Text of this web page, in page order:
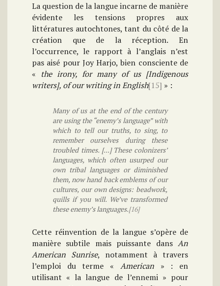
La question de la langue incarne de manière
évidente les tensions propres aux
littératures autochtones, tant du côté de la
création que de la réception. En
l’occurrence, le rapport à l’anglais n’est
pas aisé pour Joy Harjo, bien consciente de
« the irony, for many of us [Indigenous
writers], of our writing in English[15] » :
Many of us at the end of the century
are using the “enemy’s language” with
which to tell our truths, to sing, to
remember ourselves during these
troubled times. [...] These colonizers’
languages, which often usurped our
own tribal languages or diminished
them, now hand back emblems of our
cultures, our own designs: beadwork,
quills if you will. We’ve transformed
these enemy’s languages.[16]
Cette réinvention de la langue s’opère de
manière subtile mais puissante dans An
American Sunrise, notamment à travers
l’emploi du terme « American» : en
utilisant « la langue de l’ennemi » pour